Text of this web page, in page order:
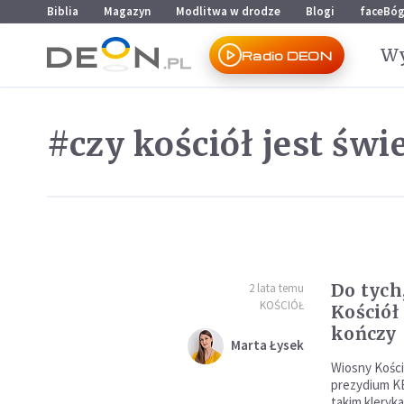
Przejdź do menu głównego
Przejdź do treści
Biblia Magazyn Modlitwa w drodze Blogi faceBóg
Radio DEON
#czy kościół jest
2 lata temu
KOŚCIÓŁ
Marta Łysek
Do
kończy
Wiosny
prezydium